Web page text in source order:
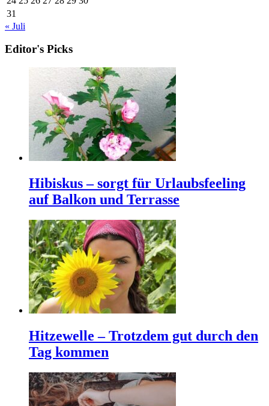
31
« Juli
Editor's Picks
Hibiskus – sorgt für Urlaubsfeeling
auf Balkon und Terrasse
Hitzewelle – Trotzdem gut durch den
Tag kommen